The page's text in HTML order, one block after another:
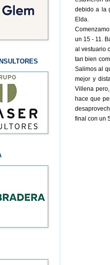
debido a la
Elda.
un 15 - 11.
al vestuario
tan bien
Salimos al
mejor y
Villena
hace que
final con un